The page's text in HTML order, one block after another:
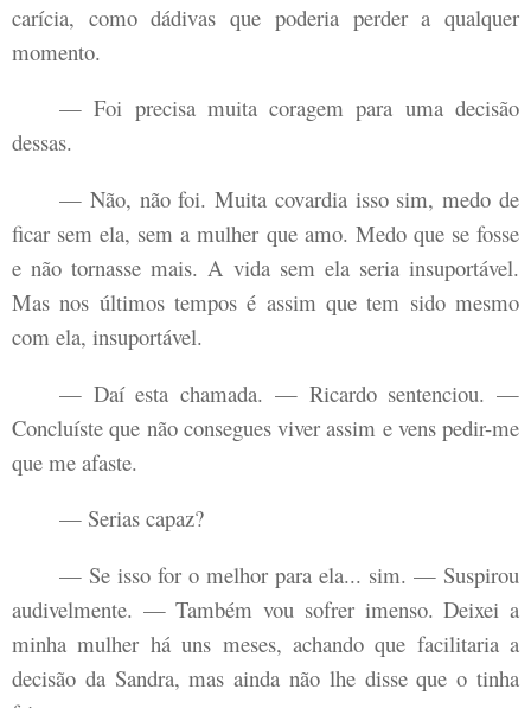
carícia, como dádivas que poderia perder a qualquer
momento.
— Foi precisa muita coragem para uma decisão
dessas.
— Não, não foi. Muita covardia isso sim, medo de
ficar sem ela, sem a mulher que amo. Medo que se fosse
e não tornasse mais. A vida sem ela seria insuportável.
Mas nos últimos tempos é assim que tem sido mesmo
com ela, insuportável.
— Daí esta chamada. — Ricardo sentenciou. —
Concluíste que não consegues viver assim e vens pedir-me
que me afaste.
— Serias capaz?
— Se isso for o melhor para ela... sim. — Suspirou
audivelmente. — Também vou sofrer imenso. Deixei a
minha mulher há uns meses, achando que facilitaria a
decisão da Sandra, mas ainda não lhe disse que o tinha